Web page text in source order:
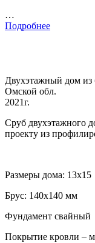
…
Подробнее
Двухэтажный дом из
Омской обл.
2021г.
Сруб двухэтажного
проекту из
Размеры дома: 13х15
Брус: 140х140 мм
Фундамент свайный
Покрытие кровли –